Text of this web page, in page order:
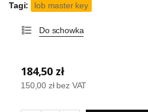
Tagi: lob master key
Do schowka
184,50 zł
150,00 zł bez VAT